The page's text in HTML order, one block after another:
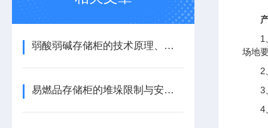
弱酸弱碱存储柜的技术原理、材料选择与安全设计要点
易燃品存储柜的堆垛限制与安全距离规范
1
场地
2
3
4